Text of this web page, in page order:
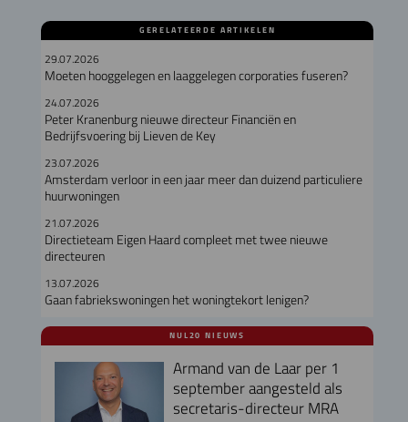
GERELATEERDE ARTIKELEN
29.07.2026
Moeten hooggelegen en laaggelegen corporaties fuseren?
24.07.2026
Peter Kranenburg nieuwe directeur Financiën en
Bedrijfsvoering bij Lieven de Key
23.07.2026
Amsterdam verloor in een jaar meer dan duizend particuliere
huurwoningen
21.07.2026
Directieteam Eigen Haard compleet met twee nieuwe
directeuren
13.07.2026
Gaan fabriekswoningen het woningtekort lenigen?
NUL20 NIEUWS
Armand van de Laar per 1
september aangesteld als
secretaris-directeur MRA